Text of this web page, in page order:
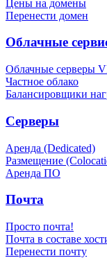
Цены на домены
Перенести домен
Облачные
Облачные серверы
Частное облако
Балансировщики
Серверы
Аренда (Dedicated)
Размещение
Аренда ПО
Почта
Просто почта!
Почта в составе
Перенести почту